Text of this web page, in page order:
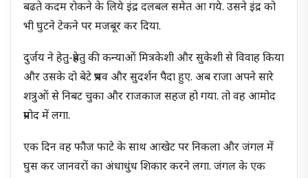
बढते कदम रोकने के लिये इंद्र दलबल समेत आ गये. उसने इंद्र को
भी घुटने टेकने पर मजबूर कर दिया.
दुर्जय ने हेतु-प्रहेतु की कन्याओं मित्रकेशी और सुकेशी से विवाह किया
और उसके दो बेटे प्रभव और सुदर्शन पैदा हुए. अब राजा अपने सारे
शत्रुओं से निबट चुका और राजकाज सहज हो गया. तो वह आमोद
प्रमोद में लगा.
एक दिन वह फौज फाटे के साथ आखेट पर निकला और जंगल में
घुस कर जानवरों का अंधाधुंध शिकार करने लगा. जंगल के एक